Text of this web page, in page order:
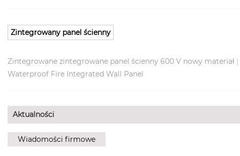
Zintegrowany panel ścienny
Zintegrowane zintegrowane panel ścienny 600 V nowy materiał |
Waterproof Fire Integrated Wall Panel
Aktualności
Wiadomości firmowe